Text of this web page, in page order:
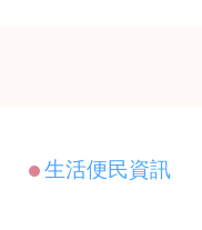
生活便民資訊